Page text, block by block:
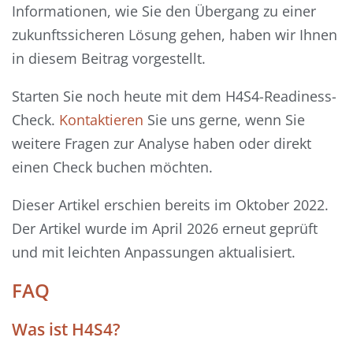
Informationen, wie Sie den Übergang zu einer
zukunftssicheren Lösung gehen, haben wir Ihnen
in diesem Beitrag vorgestellt.
Starten Sie noch heute mit dem H4S4-Readiness-
Check. Kontaktieren Sie uns gerne, wenn Sie
weitere Fragen zur Analyse haben oder direkt
einen Check buchen möchten.
Dieser Artikel erschien bereits im Oktober 2022.
Der Artikel wurde im April 2026 erneut geprüft
und mit leichten Anpassungen aktualisiert.
FAQ
Was ist H4S4?